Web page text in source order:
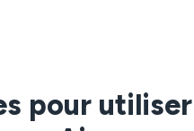
pour utiliser